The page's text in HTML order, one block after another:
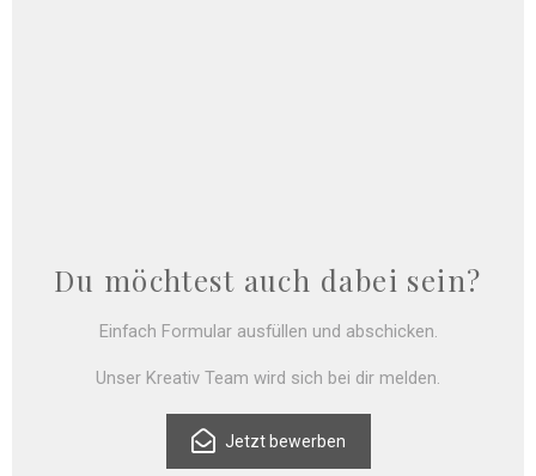
Du möchtest auch dabei sein?
Einfach Formular ausfüllen und abschicken.
Unser Kreativ Team wird sich bei dir melden.
Jetzt bewerben